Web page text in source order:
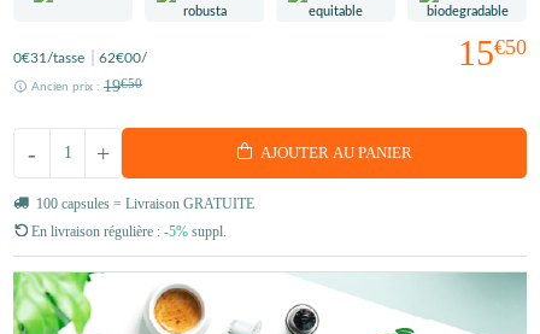
15€50
0€31 /tasse 62€00/
Ancien prix : 19€50
+
- AJOUTER AU PANIER
100 capsules = Livraison GRATUITE
En livraison régulière : -5% suppl.